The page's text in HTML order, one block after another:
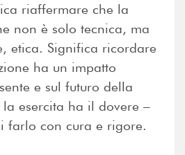
riaffermare che la
non è solo tecnica, ma
etica. Significa ricordare
ha un impatto
e sul futuro della
esercita ha il dovere –
farlo con cura e rigore.